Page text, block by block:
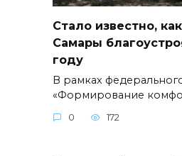
Стало известно,
Самары
году
В рамках
«Формирование
0 172